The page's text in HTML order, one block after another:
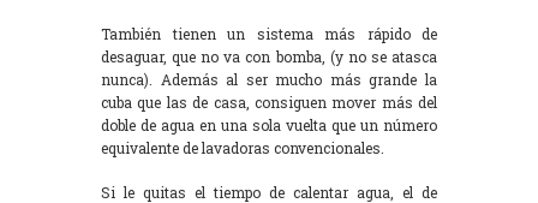
También tienen un sistema más rápido de
desaguar, que no va con bomba, (y no se atasca
nunca). Además al ser mucho más grande la
cuba que las de casa, consiguen mover más del
doble de agua en una sola vuelta que un número
equivalente de lavadoras convencionales.
Si le quitas el tiempo de calentar agua, el de